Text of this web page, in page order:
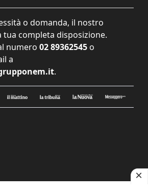
o domanda, il nostro
tua completa disposizione.
numero 02 89362545 o
a
.